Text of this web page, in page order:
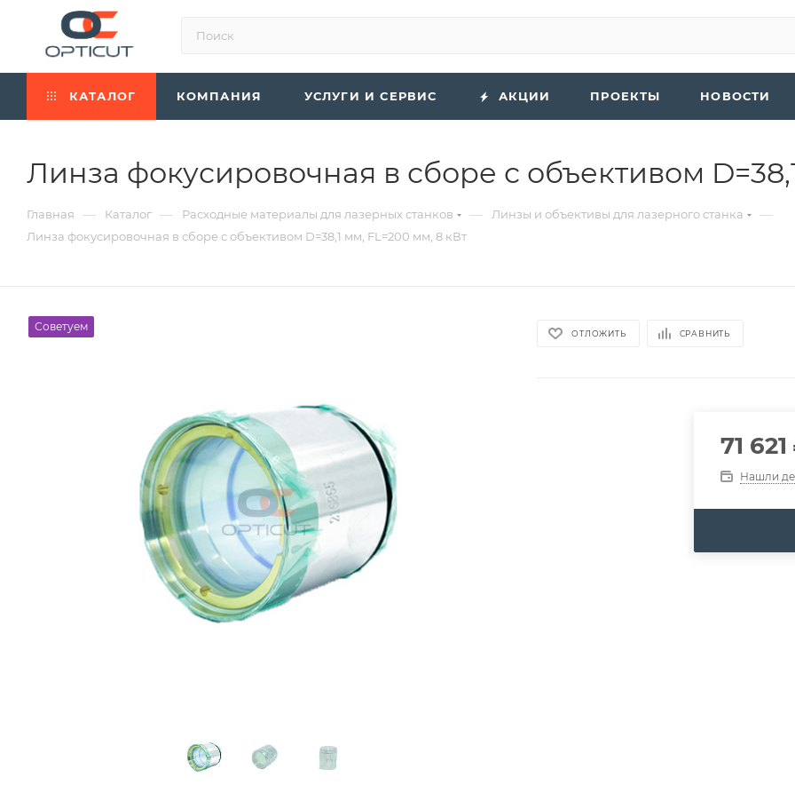
КАТАЛОГ КОМПАНИЯ УСЛУГИ И СЕРВИС АКЦИИ ПРОЕКТЫ НОВОСТИ
Линза фокусировочная в сборе с объективом
Главная — Каталог — Расходные материалы для лазерных станков — Линзы и объективы для лазерного станка —
Линза фокусировочная в сборе с объективом D=38,1 мм, FL=200 мм, 8 кВт
Советуем
ОТЛОЖИТЬ СРАВНИТЬ
71 621
Нашли